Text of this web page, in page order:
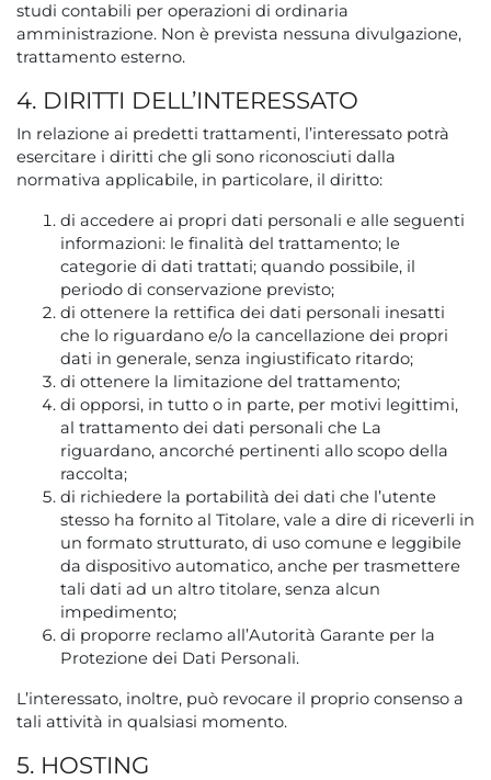
studi contabili per operazioni di ordinaria
amministrazione. Non è prevista nessuna divulgazione,
trattamento esterno.
4. DIRITTI DELL’INTERESSATO
In relazione ai predetti trattamenti, l’interessato potrà
esercitare i diritti che gli sono riconosciuti dalla
normativa applicabile, in particolare, il diritto:
di accedere ai propri dati personali e alle seguenti
informazioni: le finalità del trattamento; le
categorie di dati trattati; quando possibile, il
periodo di conservazione previsto;
di ottenere la rettifica dei dati personali inesatti
che lo riguardano e/o la cancellazione dei propri
dati in generale, senza ingiustificato ritardo;
di ottenere la limitazione del trattamento;
di opporsi, in tutto o in parte, per motivi legittimi,
al trattamento dei dati personali che La
riguardano, ancorché pertinenti allo scopo della
raccolta;
di richiedere la portabilità dei dati che l’utente
stesso ha fornito al Titolare, vale a dire di riceverli in
un formato strutturato, di uso comune e leggibile
da dispositivo automatico, anche per trasmettere
tali dati ad un altro titolare, senza alcun
impedimento;
di proporre reclamo all’Autorità Garante per la
Protezione dei Dati Personali.
L’interessato, inoltre, può revocare il proprio consenso a
tali attività in qualsiasi momento.
5. HOSTING